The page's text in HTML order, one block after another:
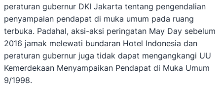
peraturan gubernur DKI Jakarta tentang pengendalian
penyampaian pendapat di muka umum pada ruang
terbuka. Padahal, aksi-aksi peringatan May Day sebelum
2016 jamak melewati bundaran Hotel Indonesia dan
peraturan gubernur juga tidak dapat mengangkangi UU
Kemerdekaan Menyampaikan Pendapat di Muka Umum
9/1998.